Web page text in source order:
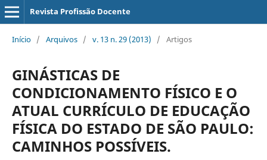
Revista Profissão Docente
Início / Arquivos / v. 13 n. 29 (2013) / Artigos
GINÁSTICAS DE
CONDICIONAMENTO FÍSICO E O
ATUAL CURRÍCULO DE EDUCAÇÃO
FÍSICA DO ESTADO DE SÃO PAULO:
CAMINHOS POSSÍVEIS.